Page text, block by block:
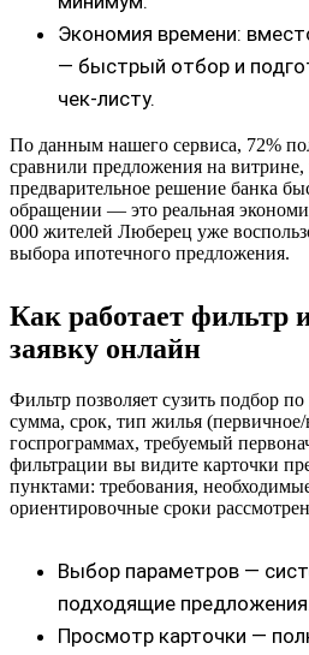
Экономия времени:
— быстрый отбор и
чек‑листу.
По данным нашего сервиса, 72%
сравнили предложения на
предварительное решение банка
обращении — это реальная
000 жителей Люберец уже
выбора ипотечного предложения.
Как работает фильтр
заявку онлайн
Фильтр позволяет сузить подбор
сумма, срок, тип жилья (первичное/
госпрограммах, требуемый
фильтрации вы видите карточки
пунктами: требования,
ориентировочные сроки
Выбор параметров —
подходящие
Просмотр карточки —